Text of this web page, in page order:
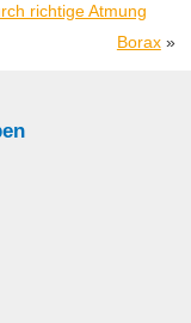
richtige Atmung
Borax»